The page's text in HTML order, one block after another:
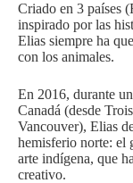
Criado en 3 países
inspirado por las
Elias siempre ha
con los animales.
En 2016, durante
Canadá (desde
Vancouver), Elias
hemisferio norte: el
arte indígena, que
creativo.